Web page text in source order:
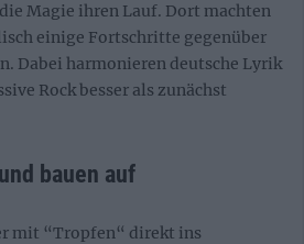
Magie ihren Lauf. Dort machten
einige Fortschritte gegenüber
Dabei harmonieren deutsche Lyrik
Rock besser als zunächst
bauen auf
mit “Tropfen“ direkt ins